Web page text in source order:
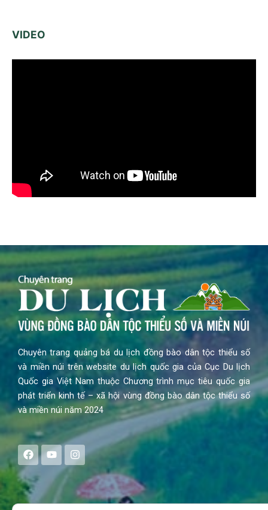
VIDEO
Chuyên trang quảng bá du lịch đồng bào dân tộc thiểu số
và miền núi trên website du lịch quốc gia của Cục Du lịch
Quốc gia Việt Nam thuộc Chương trình mục tiêu quốc gia
phát triển kinh tế – xã hội vùng đồng bào dân tộc thiểu số
và miền núi năm 2024
F
a
c
e
b
o
Y
o
u
t
u
b
I
n
s
a
g